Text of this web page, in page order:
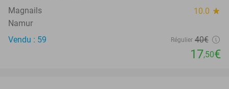
Magnails 10.0 star
Namur
Vendu : 59
Régulier 40€
17,50€